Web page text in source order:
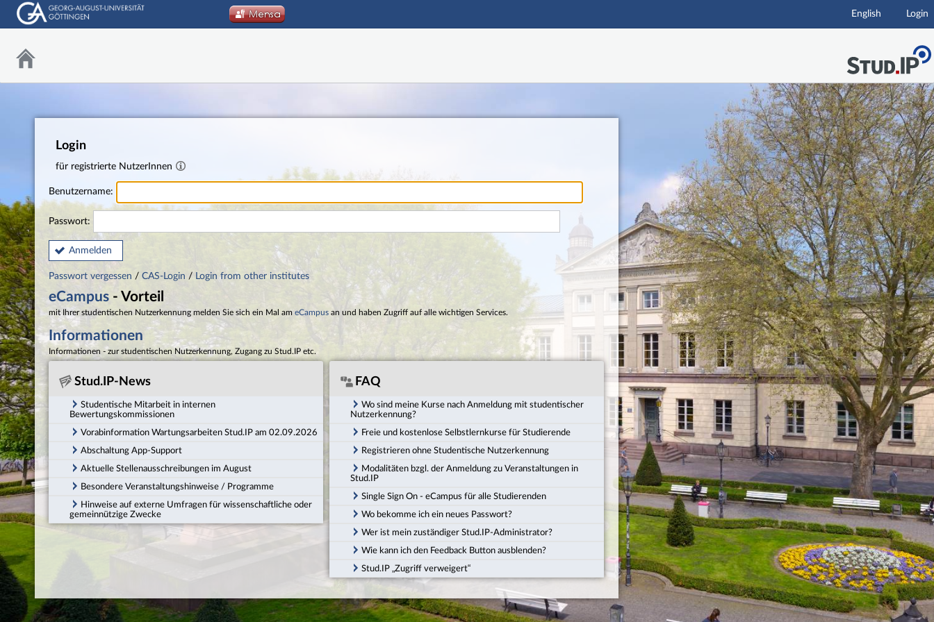
Hauptnavigation
English Login
Login
für registrierte NutzerInnen
Benutzername:
Passwort:
Anmelden
Passwort vergessen / CAS-Login / Login from other institutes
eCampus - Vorteil
mit Ihrer studentischen Nutzerkennung melden Sie sich ein Mal am eCampus an und haben Zugriff auf alle wichtigen Services.
Informationen
Informationen - zur studentischen Nutzerkennung, Zugang zu Stud.IP etc.
Stud.IP-News
Studentische Mitarbeit in internen
Bewertungskommissionen
Vorabinformation Wartungsarbeiten Stud.IP am 02.09.2026
Abschaltung App-Support
Aktuelle Stellenausschreibungen im August
Besondere Veranstaltungshinweise / Programme
Hinweise auf externe Umfragen für wissenschaftliche oder
gemeinnützige Zwecke
FAQ
Wo sind meine Kurse nach Anmeldung mit studentischer
Nutzerkennung?
Freie und kostenlose Selbstlernkurse für Studierende
Registrieren ohne Studentische Nutzerkennung
Modalitäten bzgl. der Anmeldung zu Veranstaltungen in
Stud.IP
Single Sign On - eCampus für alle Studierenden
Wo bekomme ich ein neues Passwort?
Wer ist mein zuständiger Stud.IP-Administrator?
Wie kann ich den Feedback Button ausblenden?
Stud.IP „Zugriff verweigert“